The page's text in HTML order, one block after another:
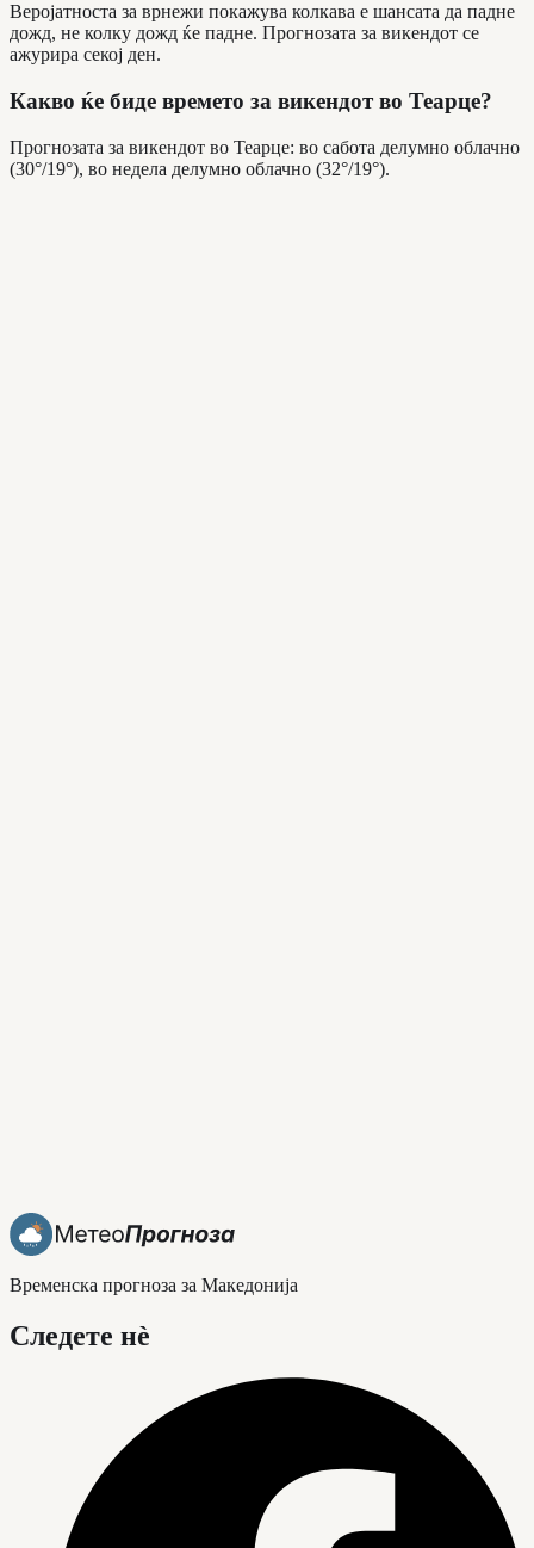
Веројатноста за врнежи покажува колкава е шансата да падне
дожд, не колку дожд ќе падне. Прогнозата за викендот се
ажурира секој ден.
Какво ќе биде времето за викендот во Теарце?
Прогнозата за викендот во Теарце: во сабота делумно облачно
(30°/19°), во недела делумно облачно (32°/19°).
Временска прогноза за Македонија
Следете нè